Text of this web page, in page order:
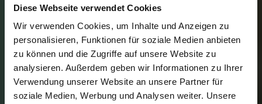
Diese Webseite verwendet Cookies
Wir verwenden Cookies, um Inhalte und Anzeigen zu
personalisieren, Funktionen für soziale Medien anbieten
zu können und die Zugriffe auf unsere Website zu
analysieren. Außerdem geben wir Informationen zu Ihrer
Verwendung unserer Website an unsere Partner für
soziale Medien, Werbung und Analysen weiter. Unsere